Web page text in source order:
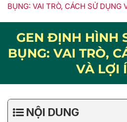
BỤNG: VAI TRÒ, CÁCH SỬ DỤNG
GEN ĐỊNH HÌNH
BỤNG: VAI TRÒ,
VÀ LỢI
NỘI DUNG